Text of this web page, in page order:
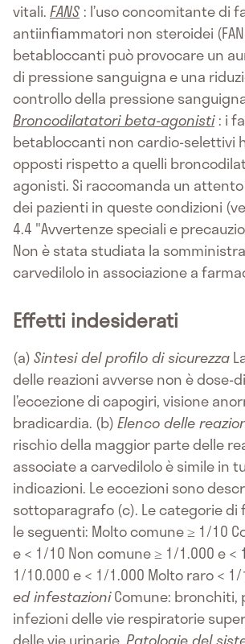
vitali.FANS : l’uso concomitante di
antiinfiammatori non steroidei
betabloccanti può provocare un
di pressione sanguigna e una
controllo della pressione
Broncodilatatori beta-agonisti : i
betabloccanti non cardio-selettivi
opposti rispetto a quelli
agonisti. Si raccomanda un
dei pazienti in queste condizioni
4.4 "Avvertenze speciali e
Non è stata studiata la
carvedilolo in associazione a
Effetti indesiderati
(a)Sintesi del profilo di sicurezza
delle reazioni avverse non è dose-
l’eccezione di capogiri, visione
bradicardia. (b)Elenco delle
rischio della maggior parte delle
associate a carvedilolo è simile in
indicazioni. Le eccezioni sono
sottoparagrafo (c). Le categorie di
le seguenti: Molto comune ≥ 1/10
e < 1/10 Non comune ≥ 1/1.000 e <
1/10.000 e < 1/1.000 Molto raro <
ed infestazioniComune: bronchiti,
infezioni delle vie respiratorie